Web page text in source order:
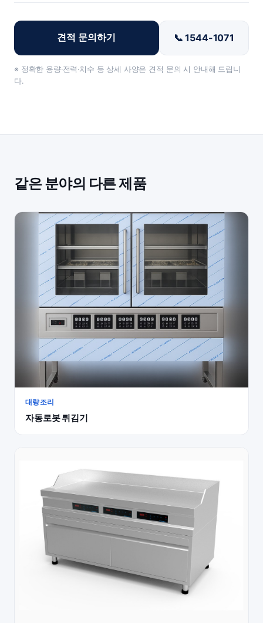
견적 문의하기 📞 1544-1071
※ 정확한 용량·전력·치수 등 상세 사양은 견적 문의 시 안내해 드립니
다.
같은 분야의 다른 제품
대량조리
자동로봇 튀김기